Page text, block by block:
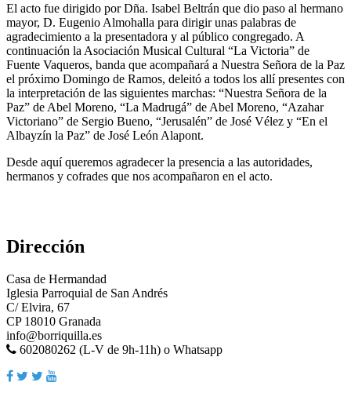
El acto fue dirigido por Dña. Isabel Beltrán que dio paso al hermano
mayor, D. Eugenio Almohalla para dirigir unas palabras de
agradecimiento a la presentadora y al público congregado. A
continuación la Asociación Musical Cultural “La Victoria” de
Fuente Vaqueros, banda que acompañará a Nuestra Señora de la Paz
el próximo Domingo de Ramos, deleitó a todos los allí presentes con
la interpretación de las siguientes marchas: “Nuestra Señora de la
Paz” de Abel Moreno, “La Madrugá” de Abel Moreno, “Azahar
Victoriano” de Sergio Bueno, “Jerusalén” de José Vélez y “En el
Albayzín la Paz” de José León Alapont.
Desde aquí queremos agradecer la presencia a las autoridades,
hermanos y cofrades que nos acompañaron en el acto.
Dirección
Casa de Hermandad
Iglesia Parroquial de San Andrés
C/ Elvira, 67
CP 18010 Granada
info@borriquilla.es
602080262 (L-V de 9h-11h) o Whatsapp